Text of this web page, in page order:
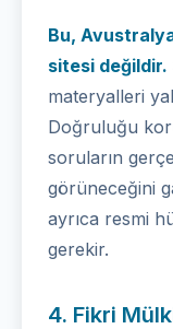
Bu,
sitesi değildir.
materyalleri
Doğruluğu
soruların
görüneceğini
ayrıca resmi
gerekir.
4. Fikri